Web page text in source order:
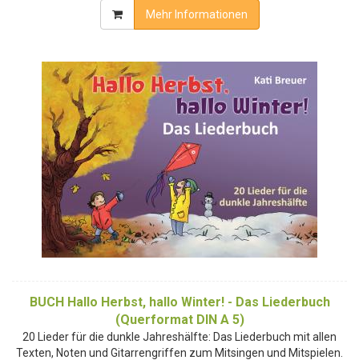
Mehr Informationen
BUCH Hallo Herbst, hallo Winter! - Das Liederbuch
(Querformat DIN A 5)
20 Lieder für die dunkle Jahreshälfte: Das Liederbuch mit allen
Texten, Noten und Gitarrengriffen zum Mitsingen und Mitspielen.